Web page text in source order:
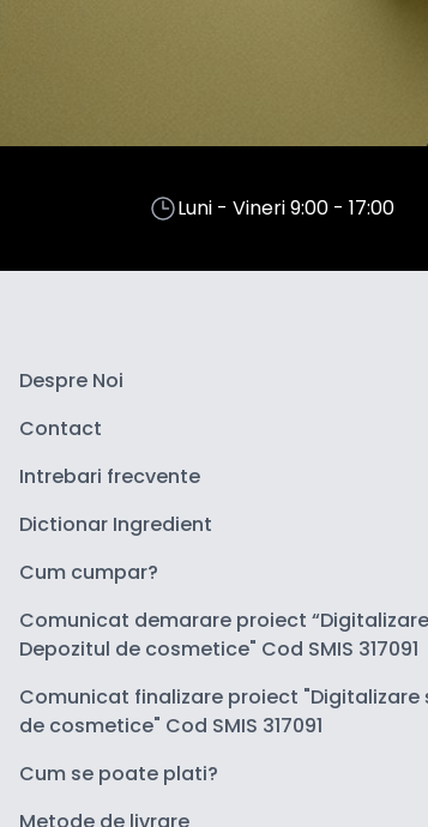
Luni - Vineri 9:00 - 17:00
Despre Noi
Contact
Intrebari frecvente
Dictionar Ingredient
Cum cumpar?
Comunicat demarare proiect
Depozitul de cosmetice" Cod SMIS 317091
Comunicat finalizare proiect "Digitalizare
de cosmetice" Cod SMIS 317091
Cum se poate plati?